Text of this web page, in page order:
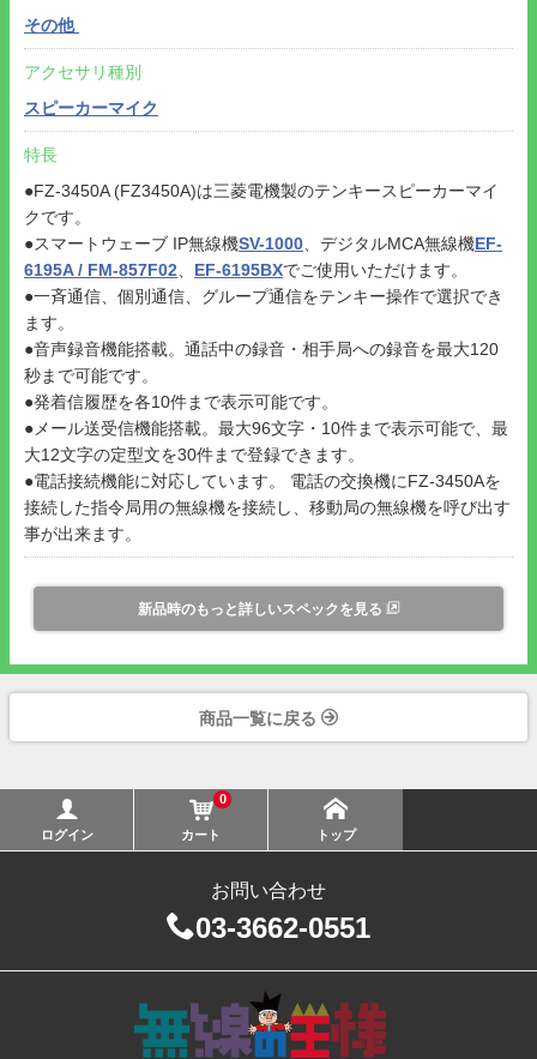
その他
アクセサリ種別
スピーカーマイク
特長
●FZ-3450A (FZ3450A)は三菱電機製のテンキースピーカーマイ
クです。
●スマートウェーブ IP無線機SV-1000 、デジタルMCA無線機EF-
6195A / FM-857F02
EF-6195BXでご使用いただけます。
●一斉通信、個別通信、グループ通信をテンキー操作で選択でき
ます。
●音声録音機能搭載。通話中の録音・相手局への録音を最大120
秒まで可能です。
●発着信履歴を各10件まで表示可能です。
●メール送受信機能搭載。最大96文字・10件まで表示可能で、最
大12文字の定型文を30件まで登録できます。
●電話接続機能に対応しています。 電話の交換機にFZ-3450Aを
接続した指令局用の無線機を接続し、移動局の無線機を呼び出す
事が出来ます。
新品時のもっと詳しいスペックを見る
商品一覧に戻る
ログイン
0
カート トップ
お問い合わせ
03-3662-0551